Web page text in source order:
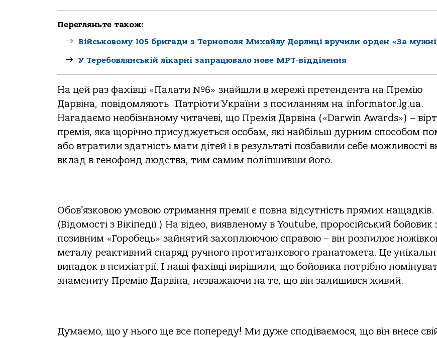
Перегляньте також:
Військовому 105 бригади з Тернополя Михайлу Дерлиці вручили орден «За
У Теребовлянській лікарні запрацювало нове МРТ-відділення
На цей раз фахівці «Палати №6» знайшли в мережі претендента на Премію
Дарвіна, повідомляють Патріоти України з посиланням на informator.lg.ua.
Нагадаємо необізнаному читачеві, що Премія Дарвіна («Darwin Awards») –
премія, яка щорічно присуджується особам, які найбільш дурним способом
або втратили здатність мати дітей і в результаті позбавили себе можливості
вклад в генофонд людства, тим самим поліпшивши його.
Обов’язковою умовою отримання премії є повна відсутність прямих нащадків.
(Відомості з Вікіпедії.) На відео, виявленому в Youtube, проросійський бойовик
позивним «Горобець» зайнятий захоплюючою справою – він розпилює
металу реактивний снаряд ручного протитанкового гранатомета. Це
випадок в психіатрії. І наші фахівці вирішили, що бойовика потрібно
знамениту Премію Дарвіна, незважаючи на те, що він залишився живий.
Думаємо, що у нього ще все попереду! Ми дуже сподіваємося, що він внесе